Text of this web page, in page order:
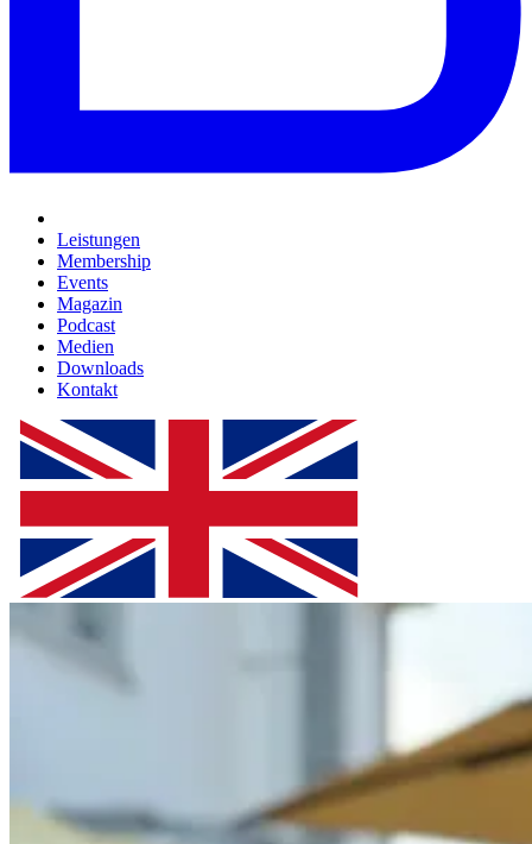
Leistungen
Membership
Events
Magazin
Podcast
Medien
Downloads
Kontakt